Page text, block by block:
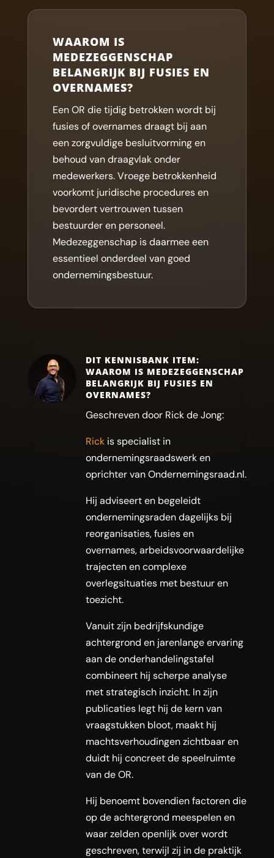
WAAROM IS
MEDEZEGGENSCHAP
BELANGRIJK BIJ FUSIES EN
OVERNAMES?
Een OR die tijdig betrokken wordt bij
fusies of overnames draagt bij aan
een zorgvuldige besluitvorming en
behoud van draagvlak onder
medewerkers. Vroege betrokkenheid
voorkomt juridische procedures en
bevordert vertrouwen tussen
bestuurder en personeel.
Medezeggenschap is daarmee een
essentieel onderdeel van goed
ondernemingsbestuur.
DIT KENNISBANK ITEM:
WAAROM IS MEDEZEGGENSCHAP
BELANGRIJK BIJ FUSIES EN
OVERNAMES?
Geschreven door Rick de Jong:
Rickis specialist in
ondernemingsraadswerk en
oprichter van Ondernemingsraad.nl.
Hij adviseert en begeleidt
ondernemingsraden dagelijks bij
reorganisaties, fusies en
overnames, arbeidsvoorwaardelijke
trajecten en complexe
overlegsituaties met bestuur en
toezicht.
Vanuit zijn bedrijfskundige
achtergrond en jarenlange ervaring
aan de onderhandelingstafel
combineert hij scherpe analyse
met strategisch inzicht. In zijn
publicaties legt hij de kern van
vraagstukken bloot, maakt hij
machtsverhoudingen zichtbaar en
duidt hij concreet de speelruimte
van de OR.
Hij benoemt bovendien factoren die
op de achtergrond meespelen en
waar zelden openlijk over wordt
geschreven, terwijl zij in de praktijk